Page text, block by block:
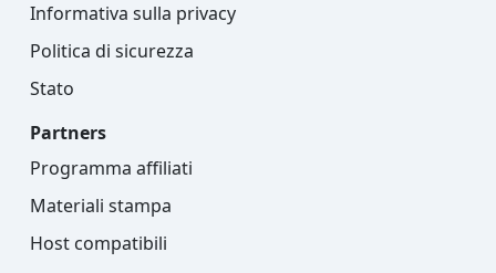
Informativa sulla privacy
Politica di sicurezza
Stato
Partners
Programma affiliati
Materiali stampa
Host compatibili